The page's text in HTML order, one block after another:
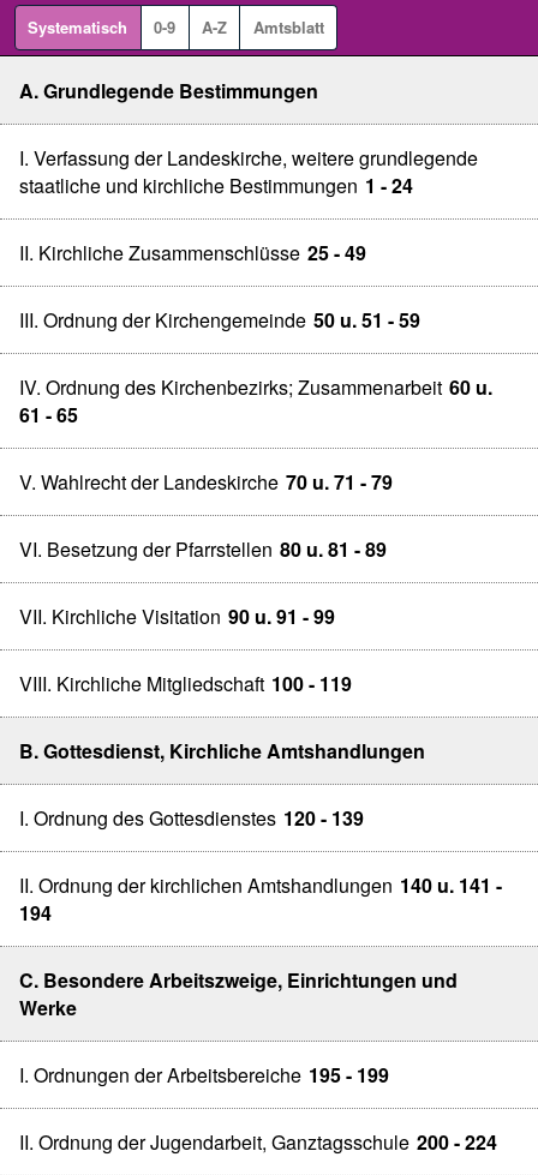
Systematisch 0-9 A-Z Amtsblatt
A. Grundlegende Bestimmungen
I. Verfassung der Landeskirche, weitere grundlegende
staatliche und kirchliche Bestimmungen 1 - 24
II. Kirchliche Zusammenschlüsse 25 - 49
III. Ordnung der Kirchengemeinde 50 u. 51 - 59
IV. Ordnung des Kirchenbezirks; Zusammenarbeit 60 u.
61 - 65
V. Wahlrecht der Landeskirche 70 u. 71 - 79
VI. Besetzung der Pfarrstellen 80 u. 81 - 89
VII. Kirchliche Visitation 90 u. 91 - 99
VIII. Kirchliche Mitgliedschaft 100 - 119
B. Gottesdienst, Kirchliche Amtshandlungen
I. Ordnung des Gottesdienstes 120 - 139
II. Ordnung der kirchlichen Amtshandlungen 140 u. 141 -
194
C. Besondere Arbeitszweige, Einrichtungen und
Werke
I. Ordnungen der Arbeitsbereiche 195 - 199
II. Ordnung der Jugendarbeit, Ganztagsschule 200 - 224